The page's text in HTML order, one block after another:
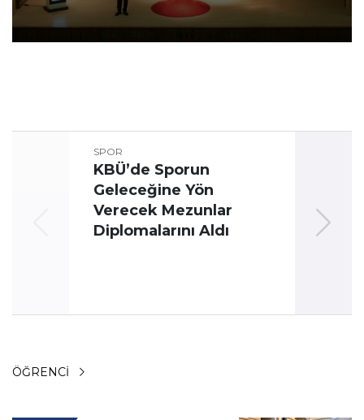
SPOR
KBÜ’de Sporun
Geleceğine Yön
Verecek Mezunlar
Diplomalarını Aldı
ÖĞRENCI